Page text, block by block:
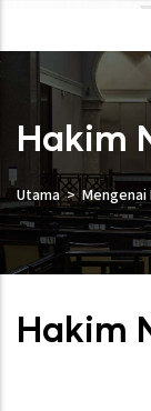
Hakim
Utama Mengenai
Hakim